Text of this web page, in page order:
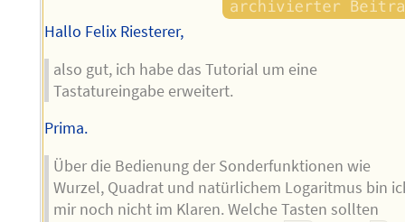
Hallo Felix Riesterer,
also gut, ich habe das Tutorial um eine
Tastatureingabe erweitert.
Prima.
Über die Bedienung der Sonderfunktionen wie
Wurzel, Quadrat und natürlichem Logaritmus bin
mir noch nicht im Klaren. Welche Tasten sollten